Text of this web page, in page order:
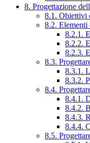
8. Progettazione
8.1. Obiettivi
8.2. Elementi
8.2.1.
8.2.2.
8.2.3.
8.3.
8.3.1.
8.3.2.
8.4.
8.4.1.
8.4.2.
8.4.3.
8.4.4.
8.5.